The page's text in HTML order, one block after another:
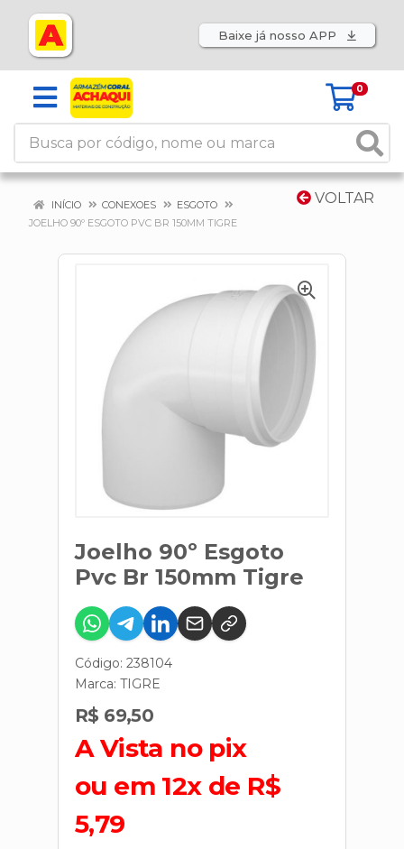
Baixe já nosso APP
0
VOLTAR
INÍCIO CONEXOES
ESGOTO
JOELHO 90º ESGOTO PVC BR 150MM TIGRE
Joelho 90º Esgoto
Pvc Br 150mm Tigre
Código: 238104
Marca: TIGRE
R$ 69,50
A Vista no pix
ou em 12x de R$
5,79